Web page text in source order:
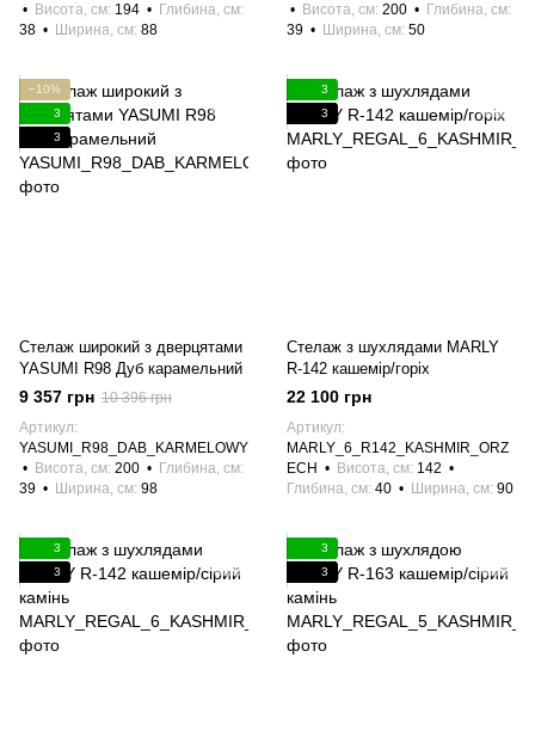
Висота, см 194
Глибина, см
38
Ширина, см 88
Висота, см 200
Глибина, см
39
Ширина, см 50
−10%
3
3
Стелаж широкий з дверцятами
YASUMI R98 Дуб карамельний
9 357 грн 10 396 грн
Артикул
YASUMI_R98_DAB_KARMELOWY
Висота, см 200
Глибина, см
39
Ширина, см 98
3
3
Стелаж з шухлядами MARLY
R-142 кашемір/горіх
22 100 грн
Артикул
MARLY_6_R142_KASHMIR_ORZ
ECH
Висота, см 142
Глибина, см 40 Ширина, см 90
3
3
3
3